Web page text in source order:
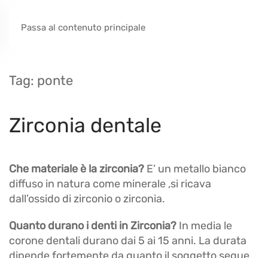
Passa al contenuto principale
Tag: ponte
Zirconia dentale
Che materiale è la zirconia? E’ un metallo bianco
diffuso in natura come minerale ,si ricava
dall’ossido di zirconio o zirconia.
Quanto durano i denti in Zirconia? In media le
corone dentali durano dai 5 ai 15 anni. La durata